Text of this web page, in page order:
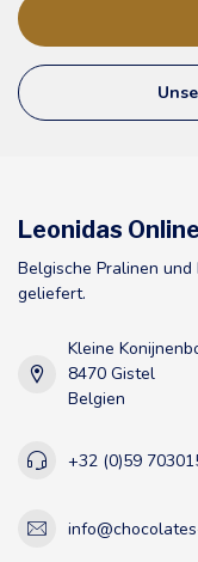
Leonidas
Belgische Pralinen
geliefert.
Kleine
8470 Gistel
Belgien
+32 (0)59